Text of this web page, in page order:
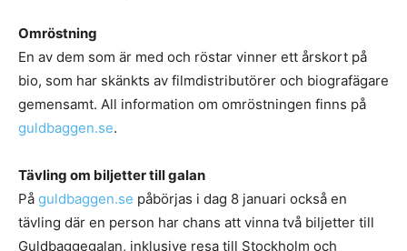
Omröstning
En av dem som är med och röstar vinner ett årskort på
bio, som har skänkts av filmdistributörer och biografägare
gemensamt. All information om omröstningen finns på
guldbaggen.se.
Tävling om biljetter till galan
På guldbaggen.se påbörjas i dag 8 januari också en
tävling där en person har chans att vinna två biljetter till
Guldbaggegalan, inklusive resa till Stockholm och